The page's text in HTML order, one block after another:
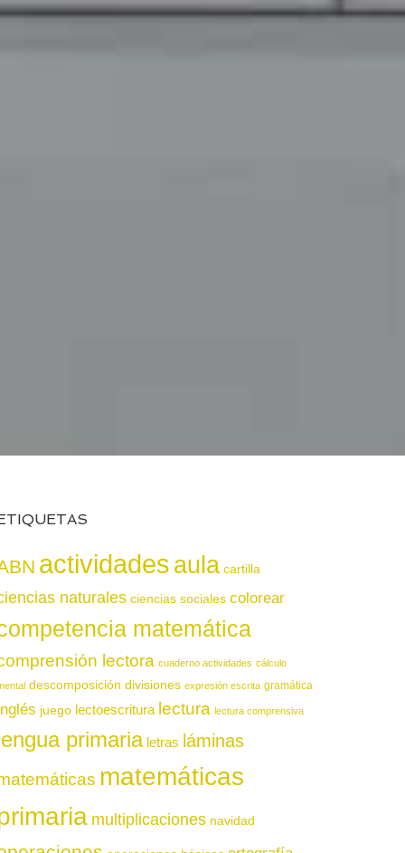
actividadesaula cartilla
naturales ciencias sociales colorear
matemática
lectora cuaderno actividades cálculo
descomposición divisiones expresión escrita gramática
juego lectoescritura lectura lectura comprensiva
primaria letras láminas
matemáticas
multiplicaciones navidad